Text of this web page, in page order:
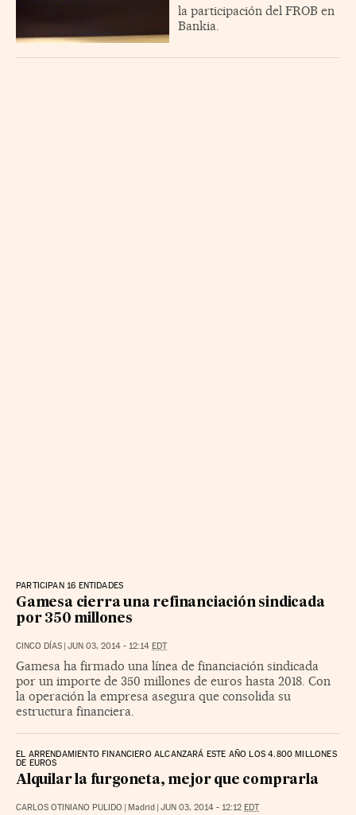
la participación del FROB en
Bankia.
PARTICIPAN 16 ENTIDADES
Gamesa cierra una refinanciación sindicada
por 350 millones
CINCO DÍAS JUN 03, 2014 - 12:14 EDT
Gamesa ha firmado una línea de financiación sindicada
por un importe de 350 millones de euros hasta 2018. Con
la operación la empresa asegura que consolida su
estructura financiera.
EL ARRENDAMIENTO FINANCIERO ALCANZARÁ ESTE AÑO LOS 4.800 MILLONES
DE EUROS
Alquilar la furgoneta, mejor que comprarla
CARLOS OTINIANO PULIDO Madrid JUN 03, 2014 - 12:12 EDT